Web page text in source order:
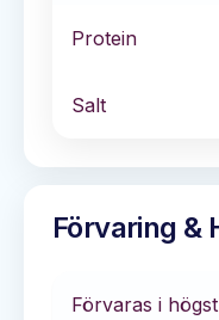
Protein
Salt
Förvaring &
Förvaras i